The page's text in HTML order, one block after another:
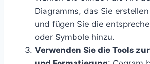
Diagramms, das Sie
und fügen Sie die
oder Symbole hinzu.
Verwenden Sie die Tools